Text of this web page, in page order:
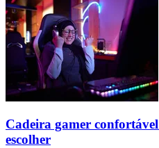
Cadeira gamer
escolher